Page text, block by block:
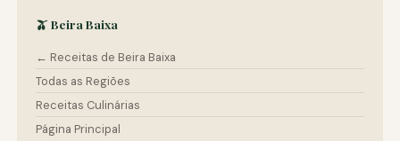
🫒 Beira Baixa
← Receitas de Beira Baixa
Todas as Regiões
Receitas Culinárias
Página Principal